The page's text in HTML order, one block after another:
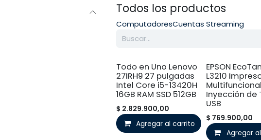
Todos los productos
ComputadoresCuentas Streaming
Todo en Uno Lenovo
27IRH9 27 pulgadas
Intel Core i5-13420H
16GB RAM SSD 512GB
$ 2.829.900,00
Agregar al carrito
EPSON
L3210
Inyección de
USB
$ 769.900,00
Agregar